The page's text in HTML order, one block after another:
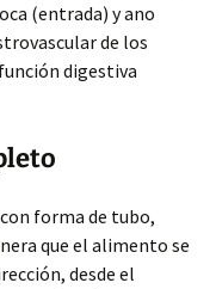
(entrada) y ano
de los
función digestiva
forma de tubo,
que el alimento se
desde el